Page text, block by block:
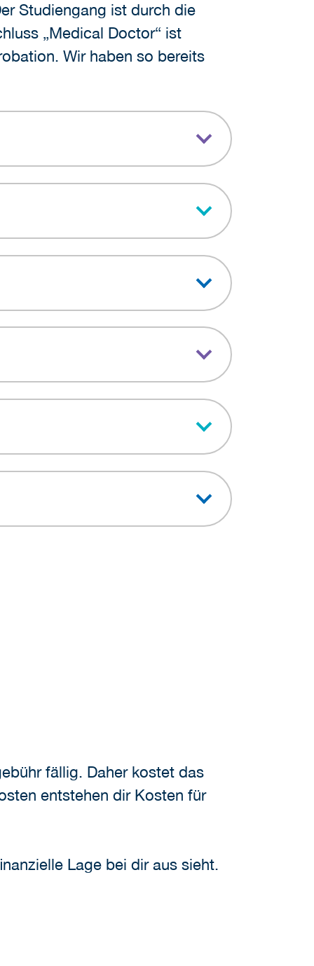
Studiengang ist durch die
„Medical Doctor“ ist
Wir haben so bereits
fällig. Daher kostet das
entstehen dir Kosten für
Lage bei dir aus sieht.